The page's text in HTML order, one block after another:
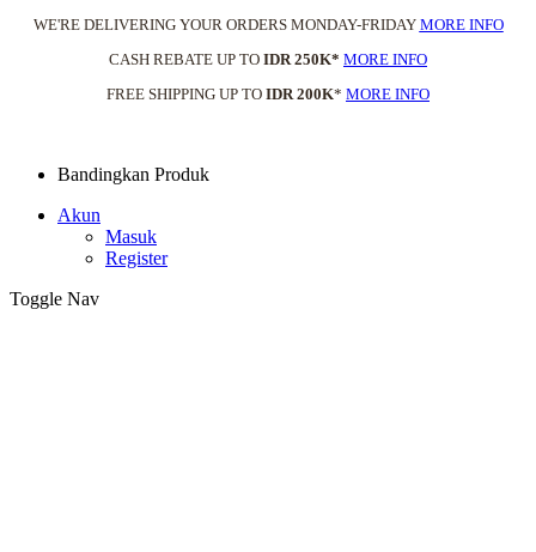
WE'RE DELIVERING YOUR ORDERS MONDAY-FRIDAY MORE INFO
CASH REBATE UP TO IDR 250K* MORE INFO
FREE SHIPPING UP TO IDR 200K* MORE INFO
Bandingkan Produk
Akun
Masuk
Register
Toggle Nav